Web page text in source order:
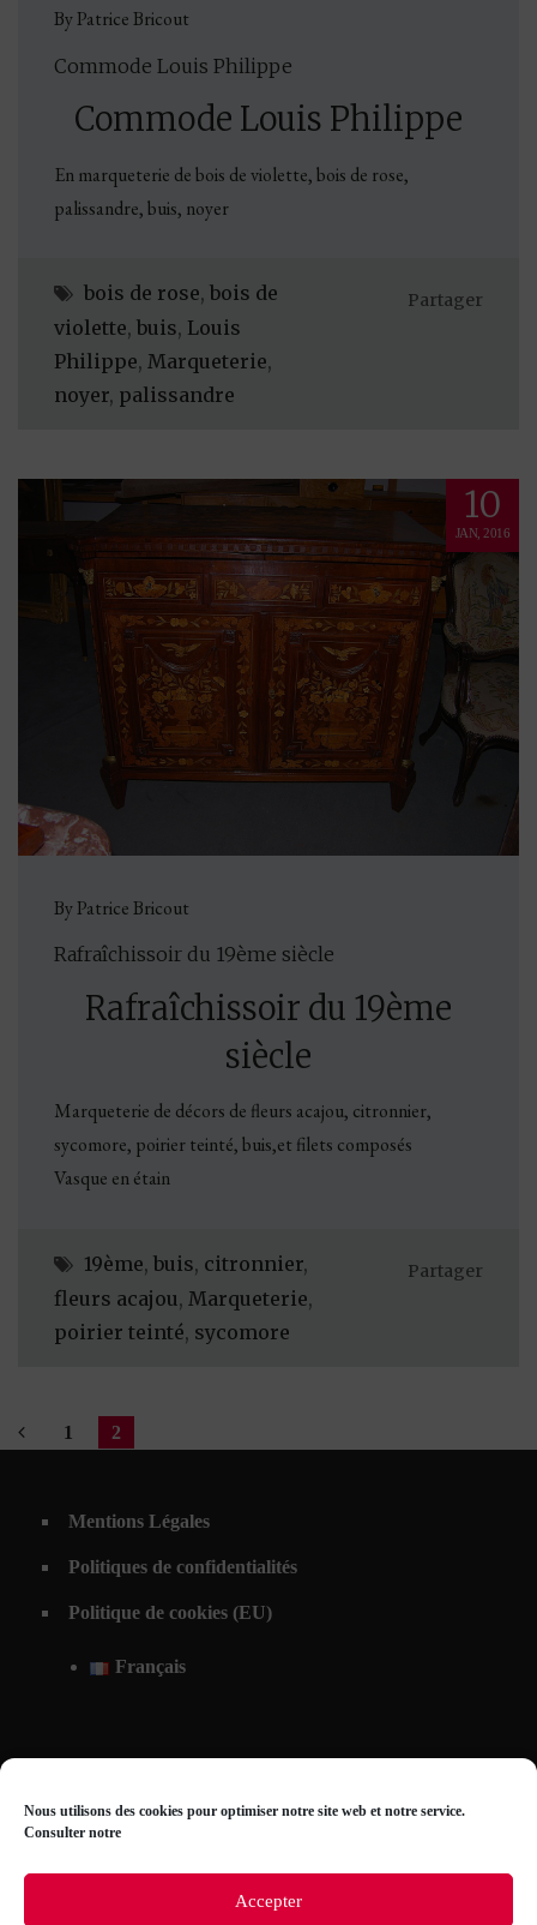
Nous utilisons des cookies pour optimiser notre site web et notre service.
Consulter notre
Accepter
By Patrice Bricout
Commode Louis Philippe
Commode Louis Philippe
En marqueterie de bois de violette, bois de rose,
palissandre, buis, noyer
bois de rose, bois de
violette, buis, Louis
Philippe, Marqueterie,
noyer, palissandre
Partager
10
JAN, 2016
By Patrice Bricout
Rafraîchissoir du 19ème siècle
Rafraîchissoir du 19ème
siècle
Marqueterie de décors de fleurs acajou, citronnier,
sycomore, poirier teinté, buis,et filets composés
Vasque en étain
19ème, buis, citronnier,
fleurs acajou, Marqueterie,
poirier teinté, sycomore
Partager
1 2
Mentions Légales
Politiques de confidentialités
Politique de cookies (EU)
Français